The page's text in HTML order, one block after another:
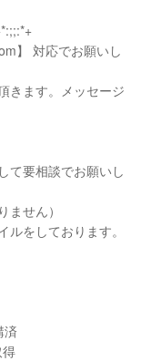
】 対応でお願いし
きます。メッセージ
て要相談でお願いし
ません）
をしております。
済